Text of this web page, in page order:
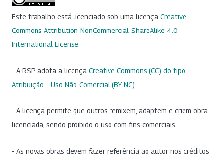
Este trabalho está licenciado sob uma licença Creative
Commons Attribution-NonCommercial-ShareAlike 4.0
International License
- A RSP adota a licença Creative Commons (CC) do tipo
Atribuição – Uso Não-Comercial (BY-NC)
- A licença permite que outros remixem, adaptem e criem obra
licenciada, sendo proibido o uso com fins comerciais.
- As novas obras devem fazer referência ao autor nos créditos